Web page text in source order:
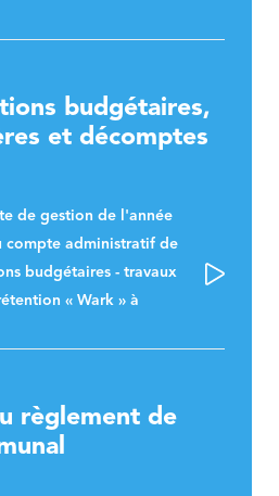
budgétaires,
et décomptes
de gestion de l'année
compte administratif de
budgétaires - travaux
« Wark » à
règlement de